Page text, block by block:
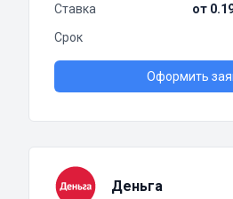
Ставка
от
Срок
Оформить
Деньга